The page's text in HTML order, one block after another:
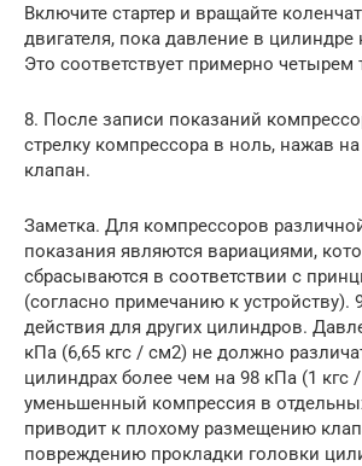
Включите стартер и вращайте
двигателя, пока давление в цилиндре
Это соответствует примерно четырем
8. После записи показаний
стрелку компрессора в ноль, нажав
клапан.
Заметка. Для компрессоров
показания являются вариациями,
сбрасываются в соответствии с
(согласно примечанию к устройству).
действия для других цилиндров.
кПа (6,65 кгс / см2) не должно
цилиндрах более чем на 98 кПа (1 кгс
уменьшенный компрессия в
приводит к плохому размещению
повреждению прокладки головки